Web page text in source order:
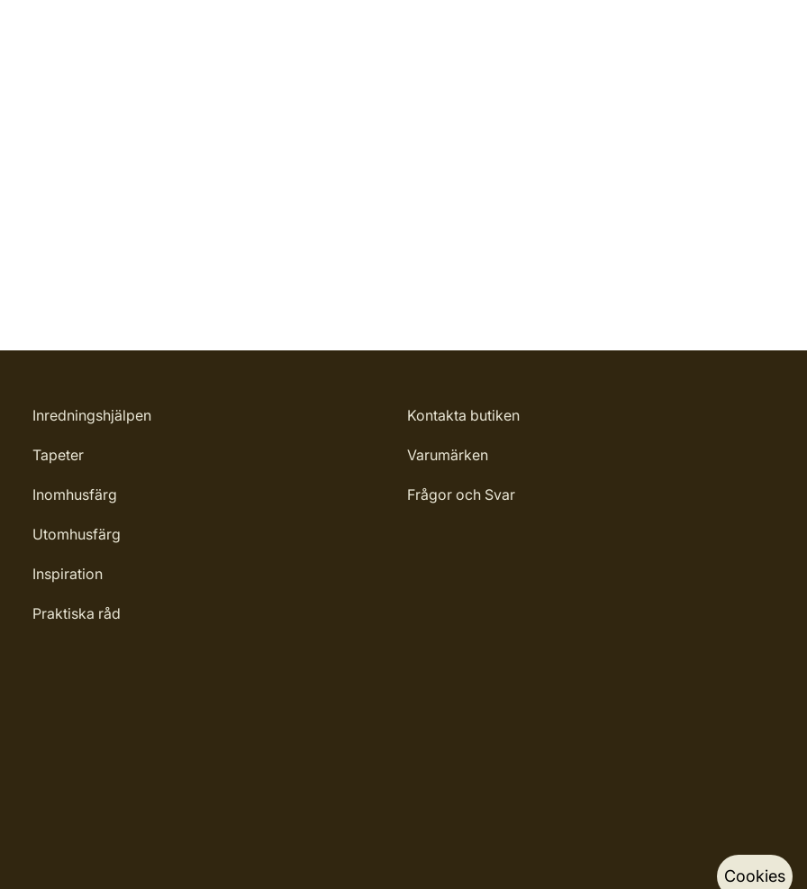
Inredningshjälpen
Tapeter
Inomhusfärg
Utomhusfärg
Inspiration
Praktiska råd
Kontakta butiken
Varumärken
Frågor och Svar
Cookies